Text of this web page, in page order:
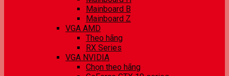
Mainboard B
Mainboard Z
VGA AMD
Theo hãng
RX Series
VGA NVIDIA
Chọn theo hãng